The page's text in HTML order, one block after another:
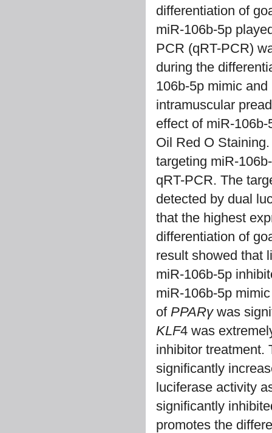
differentiation of
miR-106b-5p
PCR (qRT-PCR)
during the
106b-5p mimic
intramuscular
effect of miR-
Oil Red O
targeting miR-
qRT-PCR. The
detected by dual
that the highest
differentiation of
result showed that
miR-106b-5p
miR-106b-5p
of PPARγwas
KLF4 was
inhibitor
significantly
luciferase activity
significantly
promotes the